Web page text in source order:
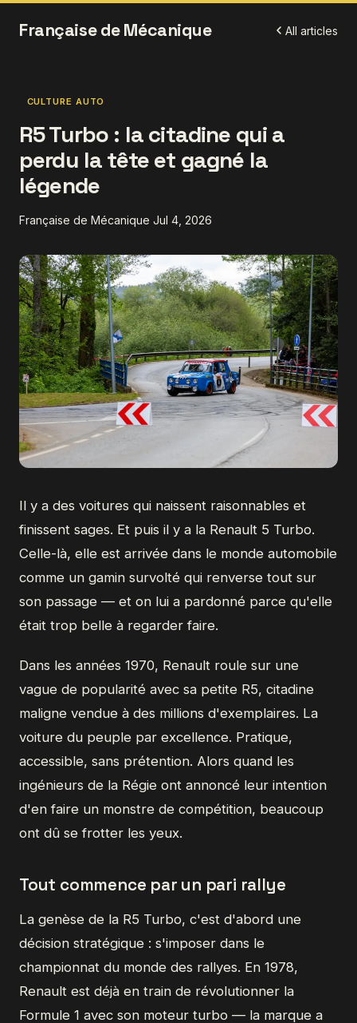
Française de Mécanique All articles
CULTURE AUTO
R5 Turbo : la citadine qui a
perdu la tête et gagné la
légende
Française de Mécanique Jul 4, 2026
Il y a des voitures qui naissent raisonnables et
finissent sages. Et puis il y a la Renault 5 Turbo.
Celle-là, elle est arrivée dans le monde automobile
comme un gamin survolté qui renverse tout sur
son passage — et on lui a pardonné parce qu'elle
était trop belle à regarder faire.
Dans les années 1970, Renault roule sur une
vague de popularité avec sa petite R5, citadine
maligne vendue à des millions d'exemplaires. La
voiture du peuple par excellence. Pratique,
accessible, sans prétention. Alors quand les
ingénieurs de la Régie ont annoncé leur intention
d'en faire un monstre de compétition, beaucoup
ont dû se frotter les yeux.
Tout commence par un pari rallye
La genèse de la R5 Turbo, c'est d'abord une
décision stratégique : s'imposer dans le
championnat du monde des rallyes. En 1978,
Renault est déjà en train de révolutionner la
Formule 1 avec son moteur turbo — la marque a